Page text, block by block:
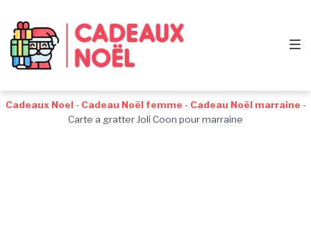
navigation
au
contenu
au
pied
de
Cadeaux Noel - Cadeau Noël femme - Cadeau Noël marraine -
Carte a gratter Joli Coon pour marraine